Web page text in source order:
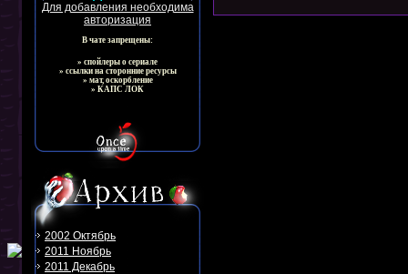
Для добавления необходима
авторизация
В чате запрещены:
» спойлеры о сериале
» ссылки на сторонние ресурсы
» мат, оскорбление
» КАПС ЛОК
2002 Октябрь
2011 Ноябрь
2011 Декабрь